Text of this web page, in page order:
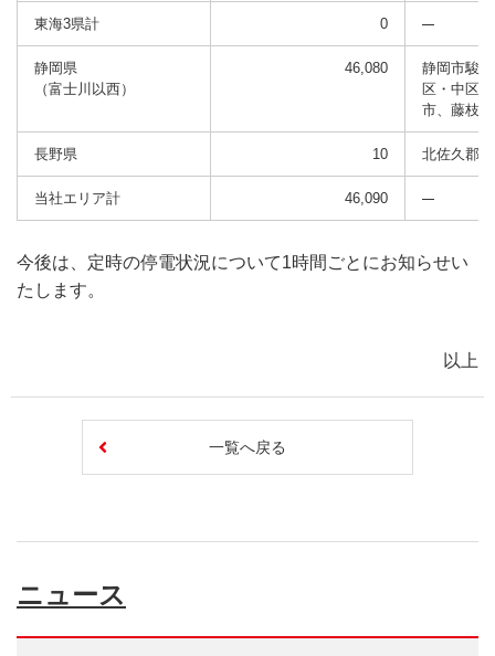
東海3県計 0
静岡県
（富士川以西）
46,080
静岡市駿
区・中区
市、藤枝
長野県 10 北佐久郡
当社エリア計 46,090
今後は、定時の停電状況について1時間ごとにお知らせい
たします。
以上
一覧へ戻る
ニュース